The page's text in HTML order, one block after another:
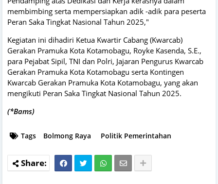
membimbing serta mempersiapkan adik -adik para peserta
Peran Saka Tingkat Nasional Tahun 2025,"
Kegiatan ini dihadiri Ketua Kwartir Cabang (Kwarcab)
Gerakan Pramuka Kota Kotamobagu, Royke Kasenda, S.E.,
para Pejabat Sipil, TNI dan Polri, Jajaran Pengurus Kwarcab
Gerakan Pramuka Kota Kotamobagu serta Kontingen
Kwarcab Gerakan Pramuka Kota Kotamobagu, yang akan
mengikuti Peran Saka Tingkat Nasional Tahun 2025.
(*Bams)
Tags Bolmong Raya Politik Pemerintahan